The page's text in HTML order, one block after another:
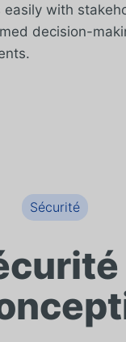
easily with
decision-
Sécurité